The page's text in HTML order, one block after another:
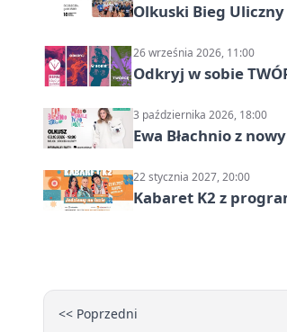
Olkuski Bieg Uliczny
26 września 2026, 11:00
Odkryj w sobie
3 października 2026, 18:00
Ewa Błachnio z
22 stycznia 2027, 20:00
Kabaret K2 z
<< Poprzedni